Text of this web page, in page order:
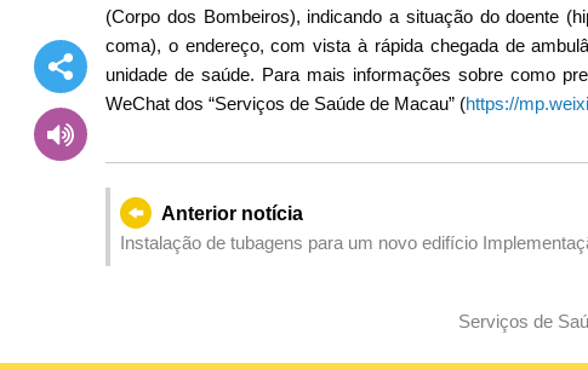
(Corpo dos Bombeiros), indicando a situação do doente
coma), o endereço, com vista à rápida chegada de
unidade de saúde. Para mais informações sobre como
WeChat dos “Serviços de Saúde de Macau” (https://
Anterior notícia
Instalação de tubagens para um novo edifício
Serviços de